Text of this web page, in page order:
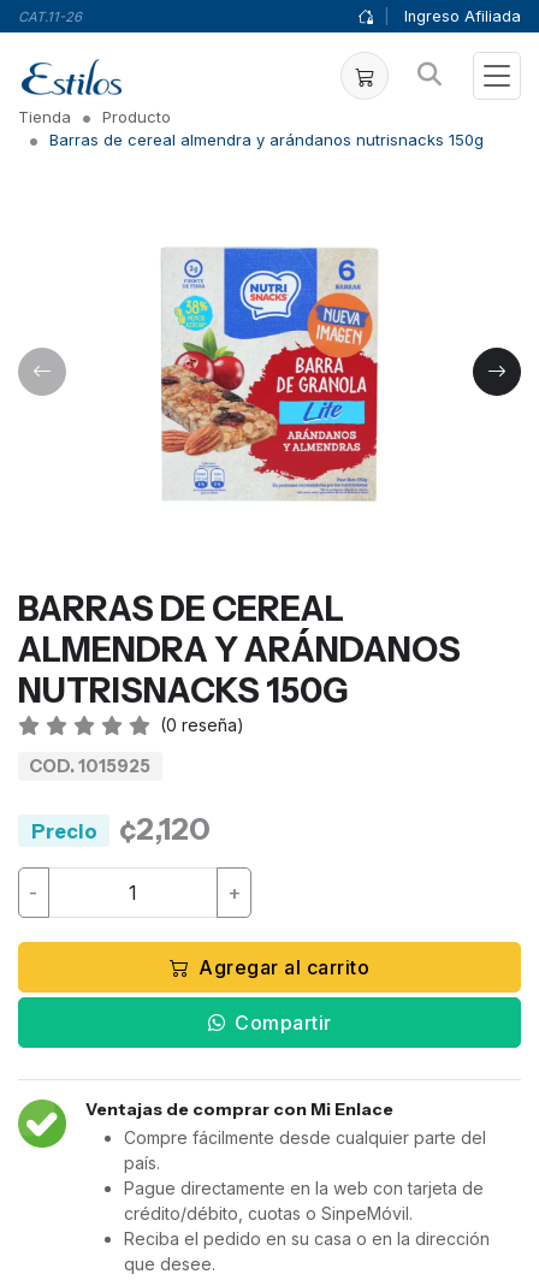
CAT.11-26 Ingreso Afiliada
Tienda
Producto
Barras de cereal almendra y arándanos nutrisnacks 150g
BARRAS DE CEREAL
ALMENDRA Y ARÁNDANOS
NUTRISNACKS 150G
(0 reseña)
COD. 1015925
Precio ¢2,120
- +
Agregar al carrito
Compartir
Ventajas de comprar con Mi Enlace
Compre fácilmente desde cualquier parte del
país.
Pague directamente en la web con tarjeta de
crédito/débito, cuotas o SinpeMóvil.
Reciba el pedido en su casa o en la dirección
que desee.